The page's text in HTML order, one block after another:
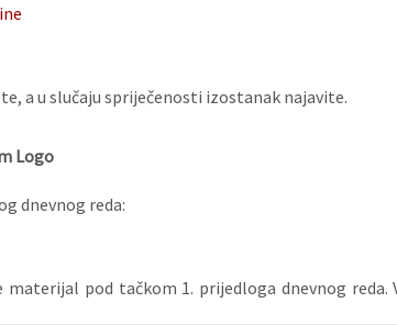
a u slučaju spriječenosti izostanak najavite.
Logo
dnevnog reda:
materijal pod tačkom 1. prijedloga dnevnog reda.